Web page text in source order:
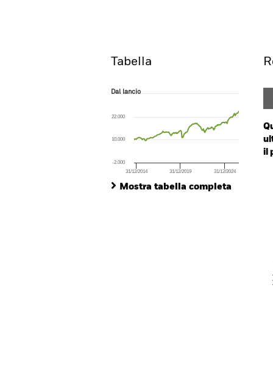
Tabella
Dal lancio
The chart has 1 X axis displaying Time.
The chart has 1 Y axis displaying values.
Dal lancio
31/12/2014 31/12/2019 31/12/2024
-2.000
10.000
22.000
Mostra tabella completa
il